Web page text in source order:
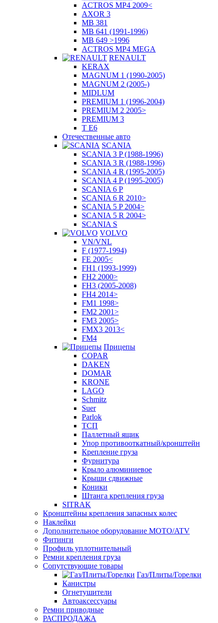
ACTROS MP4 2009<
AXOR 3
MB 381
MB 641 (1991-1996)
MB 649 >1996
ACTROS MP4 MEGA
RENAULT
KERAX
MAGNUM 1 (1990-2005)
MAGNUM 2 (2005-)
MIDLUM
PREMIUM 1 (1996-2004)
PREMIUM 2 2005>
PREMIUM 3
T E6
Отечественные авто
SCANIA
SCANIA 3 P (1988-1996)
SCANIA 3 R (1988-1996)
SCANIA 4 R (1995-2005)
SCANIA 4 P (1995-2005)
SCANIA 6 P
SCANIA 6 R 2010>
SCANIA 5 P 2004>
SCANIA 5 R 2004>
SCANIA S
VOLVO
VN/VNL
F (1977-1994)
FE 2005<
FH1 (1993-1999)
FH2 2000>
FH3 (2005-2008)
FH4 2014>
FM1 1998>
FM2 2001>
FM3 2005>
FMX3 2013<
FM4
Прицепы
COPAR
DAKEN
DOMAR
KRONE
LAGO
Schmitz
Suer
Parlok
ТСП
Паллетный ящик
Упор противооткатный/кронштейн
Крепление груза
Фурнитура
Крыло алюминиевое
Крыши сдвижные
Коники
Штанга крепления груза
SITRAK
Кронштейны крепления запасных колес
Наклейки
Дополнительное оборудование MOTO/ATV
Фитинги
Профиль уплотнительный
Ремни крепления груза
Сопутствующие товары
Газ/Плиты/Горелки
Канистры
Огнетушители
Автоаксессуары
Ремни приводные
РАСПРОДАЖА